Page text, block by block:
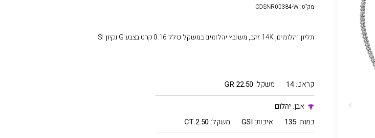
מק"ט:CDSNR00384-W
תליון יהלומים, 14K זהב, משובץ יהלומים במשקל כולל 0.16 קרט בצבע G נקיון SI
קראט:14 משקל: 22.50 GR
אבן:יהלום
כמות: 135 איכות: GSI משקל: 2.50 CT